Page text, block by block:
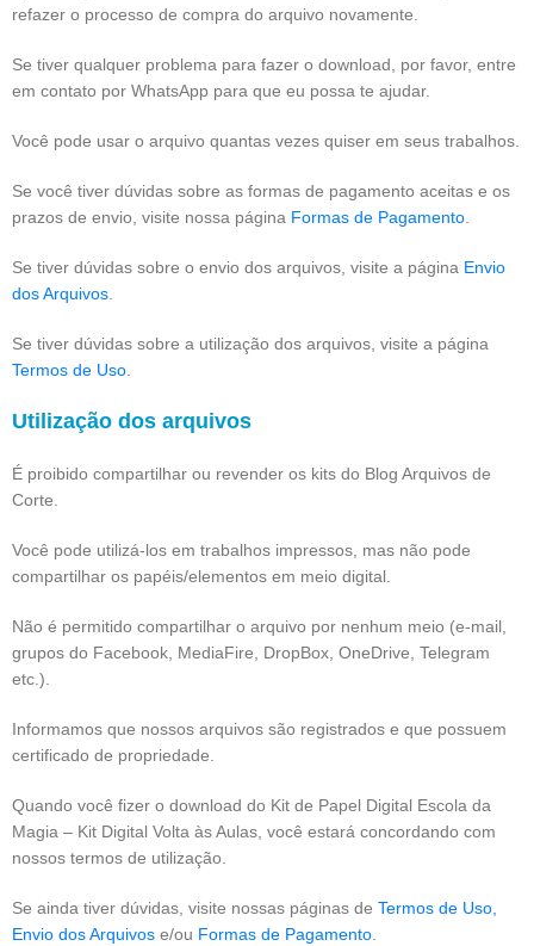
refazer o processo de compra do arquivo novamente.
Se tiver qualquer problema para fazer o download, por favor, entre
em contato por WhatsApp para que eu possa te ajudar.
Você pode usar o arquivo quantas vezes quiser em seus trabalhos.
Se você tiver dúvidas sobre as formas de pagamento aceitas e os
prazos de envio, visite nossa página Formas de Pagamento.
Se tiver dúvidas sobre o envio dos arquivos, visite a página Envio
dos Arquivos.
Se tiver dúvidas sobre a utilização dos arquivos, visite a página
Termos de Uso.
Utilização dos arquivos
É proibido compartilhar ou revender os kits do Blog Arquivos de
Corte.
Você pode utilizá-los em trabalhos impressos, mas não pode
compartilhar os papéis/elementos em meio digital.
Não é permitido compartilhar o arquivo por nenhum meio (e-mail,
grupos do Facebook, MediaFire, DropBox, OneDrive, Telegram
etc.).
Informamos que nossos arquivos são registrados e que possuem
certificado de propriedade.
Quando você fizer o download do Kit de Papel Digital Escola da
Magia – Kit Digital Volta às Aulas, você estará concordando com
nossos termos de utilização.
Se ainda tiver dúvidas, visite nossas páginas de Termos de Uso,
Envio dos Arquivos e/ou Formas de Pagamento.